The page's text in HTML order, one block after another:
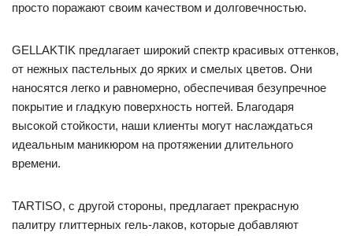
просто поражают своим качеством и долговечностью.
GELLAKTIK предлагает широкий спектр красивых оттенков,
от нежных пастельных до ярких и смелых цветов. Они
наносятся легко и равномерно, обеспечивая безупречное
покрытие и гладкую поверхность ногтей. Благодаря
высокой стойкости, наши клиенты могут наслаждаться
идеальным маникюром на протяжении длительного
времени.
TARTISO, с другой стороны, предлагает прекрасную
палитру глиттерных гель-лаков, которые добавляют